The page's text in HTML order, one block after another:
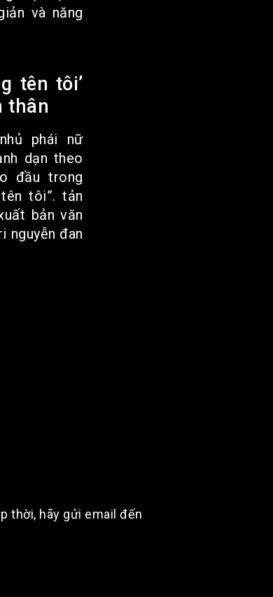
và năng
tên tôi’
thân
phái nữ
dạn theo
đầu trong
tôi”. tản
bản văn
nguyễn đan
thời, hãy gửi email đến